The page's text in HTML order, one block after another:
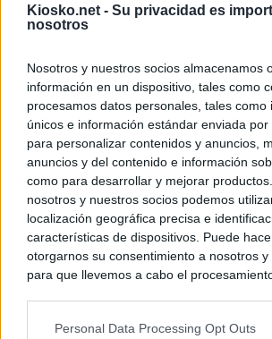
Kiosko.net - Su privacidad es
nosotros
Nosotros y nuestros socios almacenamos
información en un dispositivo, tales como
procesamos datos personales, tales como
únicos e información estándar enviada por
para personalizar contenidos y anuncios,
anuncios y del contenido e información
como para desarrollar y mejorar
nosotros y nuestros socios podemos
localización geográfica precisa e
características de dispositivos. Puede
otorgarnos su consentimiento a nosotros
para que llevemos a cabo el
negar su consentimiento. Tenga en cuenta
Personal Data Processing Opt Outs